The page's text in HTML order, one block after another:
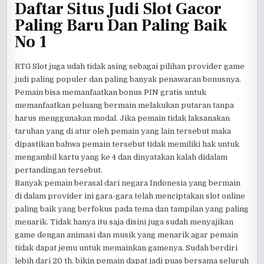
Daftar Situs Judi Slot Gacor
Paling Baru Dan Paling Baik
No 1
RTG Slot juga udah tidak asing sebagai pilihan provider game
judi paling populer dan paling banyak penawaran bonusnya.
Pemain bisa memanfaatkan bonus PIN gratis untuk
memanfaatkan peluang bermain melakukan putaran tanpa
harus menggunakan modal. Jika pemain tidak laksanakan
taruhan yang di atur oleh pemain yang lain tersebut maka
dipastikan bahwa pemain tersebut tidak memiliki hak untuk
mengambil kartu yang ke 4 dan dinyatakan kalah didalam
pertandingan tersebut.
Banyak pemain berasal dari negara Indonesia yang bermain
di dalam provider ini gara-gara telah menciptakan slot online
paling baik yang berfokus pada tema dan tampilan yang paling
menarik. Tidak hanya itu saja disini juga sudah menyajikan
game dengan animasi dan musik yang menarik agar pemain
tidak dapat jemu untuk memainkan gamenya. Sudah berdiri
lebih dari 20 th. bikin pemain dapat jadi puas bersama seluruh